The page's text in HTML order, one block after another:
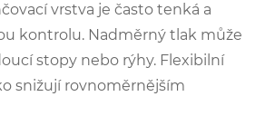
vrstva je často tenká a
kontrolu. Nadměrný tlak může
stopy nebo rýhy. Flexibilní
snižují rovnoměrnějším